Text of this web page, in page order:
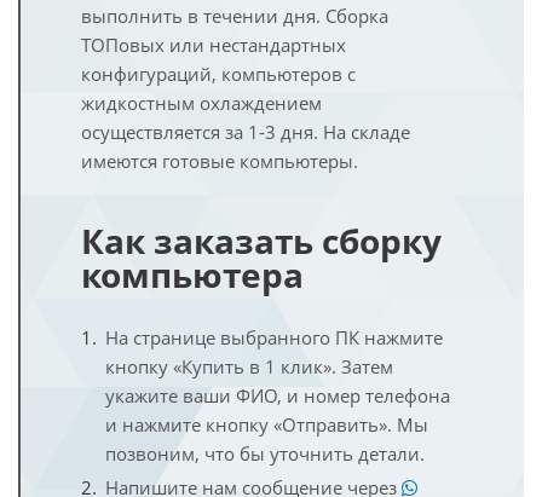
выполнить в течении дня. Сборка
ТОПовых или нестандартных
конфигураций, компьютеров с
жидкостным охлаждением
осуществляется за 1-3 дня. На складе
имеются готовые компьютеры.
Как заказать сборку
компьютера
На странице выбранного ПК нажмите
кнопку «Купить в 1 клик». Затем
укажите ваши ФИО, и номер телефона
и нажмите кнопку «Отправить». Мы
позвоним, что бы уточнить детали.
Напишите нам сообщение через